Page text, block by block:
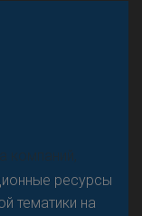
компаний,
ресурсы
тематики на